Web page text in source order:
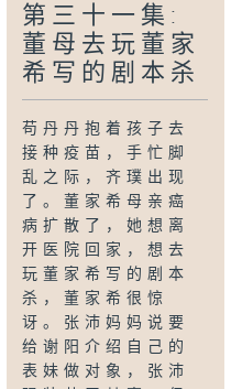
第三十一集:
董母去玩董家
希写的剧本杀
苟丹丹抱着孩子去
接种疫苗，手忙脚
乱之际，齐璞出现
了。董家希母亲癌
病扩散了，她想离
开医院回家，想去
玩董家希写的剧本
杀，董家希很惊
讶。张沛妈妈说要
给谢阳介绍自己的
表妹做对象，张沛